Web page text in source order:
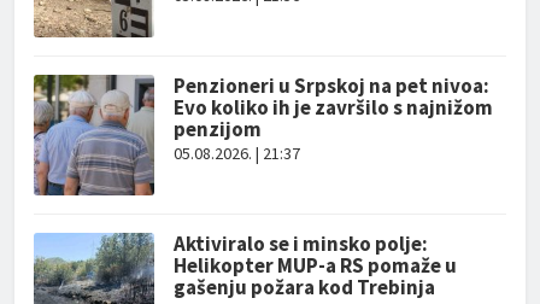
Penzioneri u Srpskoj na pet nivoa:
Evo koliko ih je završilo s najnižom
penzijom
05.08.2026. | 21:37
Aktiviralo se i minsko polje:
Helikopter MUP-a RS pomaže u
gašenju požara kod Trebinja